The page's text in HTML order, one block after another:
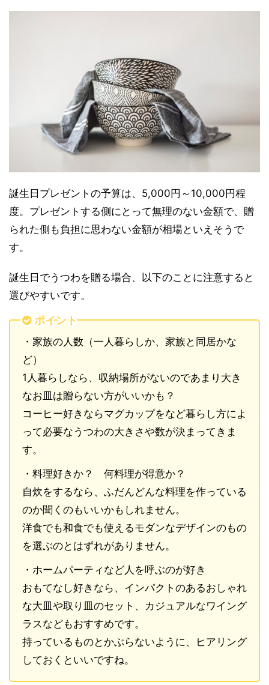
誕生日プレゼントの予算は、5,000円～10,000円程
度。プレゼントする側にとって無理のない金額で、贈
られた側も負担に思わない金額が相場といえそうで
す。
誕生日でうつわを贈る場合、以下のことに注意すると
選びやすいです。
ポイント
・家族の人数（一人暮らしか、家族と同居かな
ど）
1人暮らしなら、収納場所がないのであまり大き
なお皿は贈らない方がいいかも？
コーヒー好きならマグカップをなど暮らし方によ
って必要なうつわの大きさや数が決まってきま
す。
・料理好きか？ 何料理が得意か？
自炊をするなら、ふだんどんな料理を作っている
のか聞くのもいいかもしれません。
洋食でも和食でも使えるモダンなデザインのもの
を選ぶのとはずれがありません。
・ホームパーティなど人を呼ぶのが好き
おもてなし好きなら、インパクトのあるおしゃれ
な大皿や取り皿のセット、カジュアルなワイング
ラスなどもおすすめです。
持っているものとかぶらないように、ヒアリング
しておくといいですね。